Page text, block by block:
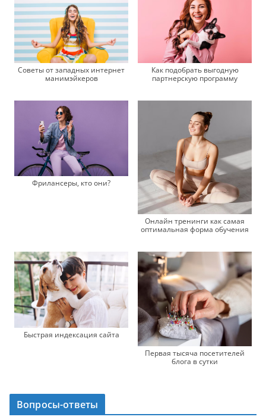
Советы от западных интернет
манимэйкеров
Как подобрать выгодную
партнерскую программу
Фрилансеры, кто они?
Онлайн тренинги как самая
оптимальная форма обучения
Быстрая индексация сайта
Первая тысяча посетителей
блога в сутки
Вопросы-ответы